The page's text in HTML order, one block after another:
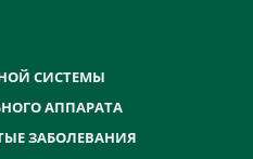
СИСТЕМЫ
АППАРАТА
ЗАБОЛЕВАНИЯ